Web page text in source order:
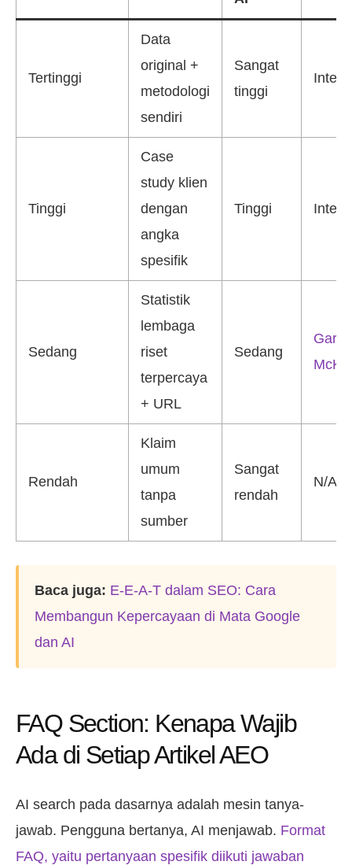
Tertinggi
Data
original +
metodologi
sendiri
Sangat
tinggi
Tinggi
Case
study klien
dengan
angka
spesifik
Tinggi
Sedang
Statistik
lembaga
riset
terpercaya
+ URL
Sedang
Rendah
Klaim
umum
tanpa
sumber
Sangat
rendah
N/A
Baca juga: E-E-A-T dalam SEO: Cara
Membangun Kepercayaan di Mata Google
dan AI
FAQ Section: Kenapa Wajib
Ada di Setiap Artikel AEO
AI search pada dasarnya adalah mesin tanya-
jawab. Pengguna bertanya, AI menjawab. Format
FAQ, yaitu pertanyaan spesifik diikuti jawaban